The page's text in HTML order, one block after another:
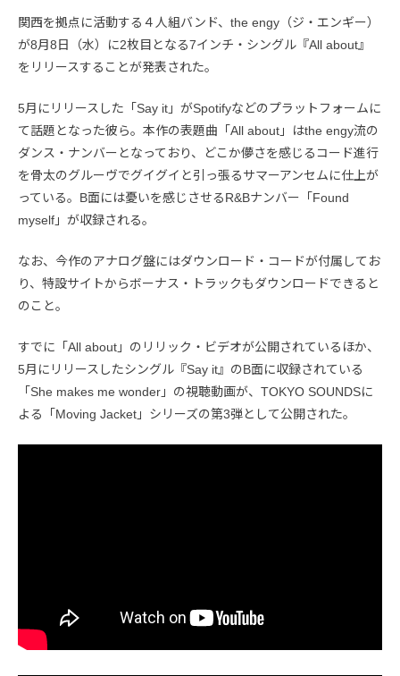
関西を拠点に活動する４人組バンド、the engy（ジ・エンギー）
が8月8日（水）に2枚目となる7インチ・シングル『All about』
をリリースすることが発表された。
5月にリリースした「Say it」がSpotifyなどのプラットフォームに
て話題となった彼ら。本作の表題曲「All about」はthe engy流の
ダンス・ナンバーとなっており、どこか儚さを感じるコード進行
を骨太のグルーヴでグイグイと引っ張るサマーアンセムに仕上が
っている。B面には憂いを感じさせるR&Bナンバー「Found
myself」が収録される。
なお、今作のアナログ盤にはダウンロード・コードが付属してお
り、特設サイトからボーナス・トラックもダウンロードできると
のこと。
すでに「All about」のリリック・ビデオが公開されているほか、
5月にリリースしたシングル『Say it』のB面に収録されている
「She makes me wonder」の視聴動画が、TOKYO SOUNDSに
よる「Moving Jacket」シリーズの第3弾として公開された。